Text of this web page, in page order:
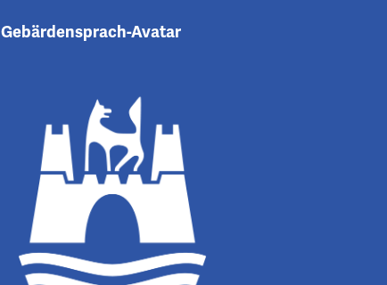
Gebärdensprach-Avatar